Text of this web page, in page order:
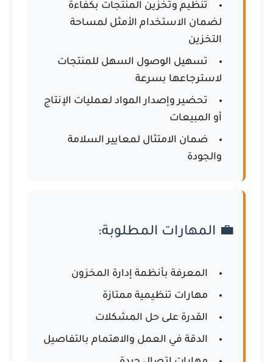
تنظيم وتخزين المنتجات بكفاءة
لضمان الاستخدام الأمثل لمساحة
التخزين
تسهيل الوصول السهل للمنتجات
لاسترجاعها بسرعة
تحضير وإصدار المواد لعمليات الإنتاج
أو المبيعات
ضمان الامتثال لمعايير السلامة
والجودة
💼 المهارات المطلوبة:
المعرفة بأنظمة إدارة المخزون
مهارات تنظيمية ممتازة
القدرة على حل المشكلات
الدقة في العمل والاهتمام بالتفاصيل